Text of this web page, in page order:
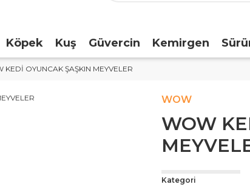
Köpek Kuş Güvercin Kemirgen
KEDİ OYUNCAK ŞAŞKIN MEYVELER
WOW
WOW
Kategori